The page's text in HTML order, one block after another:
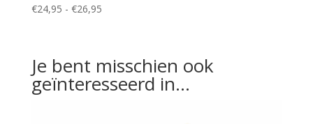
€24,95 - €26,95Prijsklasse:
€26,95
Je bent misschien ook
geïnteresseerd in…